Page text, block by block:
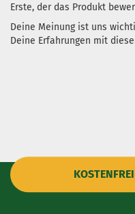
Erste, der das Produkt
Deine Meinung ist uns
Deine Erfahrungen mit